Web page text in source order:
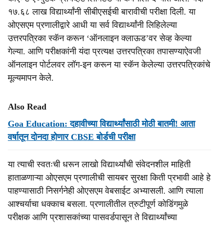
१७.६८ लाख विद्यार्थ्यांनी सीबीएसईची बारावीची परीक्षा दिली. या
ओएसएम प्रणालीद्वारे आधी या सर्व विद्यार्थ्यांनी लिहिलेल्या
उत्तरपत्रिका स्कॅन करून ‘ऑनलाइन क्लाऊड’वर सेव्ह केल्या
गेल्या. आणि परीक्षकांनी यंदा प्रत्यक्ष उत्तरपत्रिका तपासण्याऐवजी
ऑनलाइन पोर्टलवर लॉग-इन करून या स्कॅन केलेल्या उत्तरपत्रिकांचे
मूल्यमापन केले.
Also Read
Goa Education: दहावीच्या विद्यार्थ्यांसाठी मोठी बातमी! आता
वर्षातून दोनदा होणार CBSE बोर्डची परीक्षा
या त्याची स्वतःची धरून लाखो विद्यार्थ्यांची संवेदनशील माहिती
हाताळणाऱ्या ओएसएम प्रणालीची सायबर सुरक्षा किती प्रभावी आहे हे
पाहण्यासाठी निसर्गनेही ओएसएम वेबसाईट अभ्यासली. आणि त्याला
आश्चर्याचा धक्काच बसला. प्रणालीतील त्रुटीपूर्ण कोडिंगमुळे
परीक्षक आणि प्रशासकांच्या पासवर्डपासून ते विद्यार्थ्यांच्या